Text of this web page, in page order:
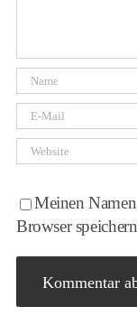
Meinen
Browser